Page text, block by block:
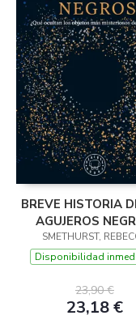
BREVE HISTORIA
AGUJEROS
SMETHURST,
Disponibilidad
23,90 €
23,18 €